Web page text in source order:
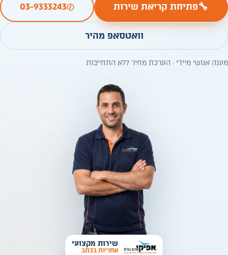
🔧פתיחת קריאת שירות ✆
03-9333243
וואטסאפ מהיר
מענה אנושי מיידי · הערכת מחיר ללא התחייבות
שירות מקצועי
אחריות בכתב